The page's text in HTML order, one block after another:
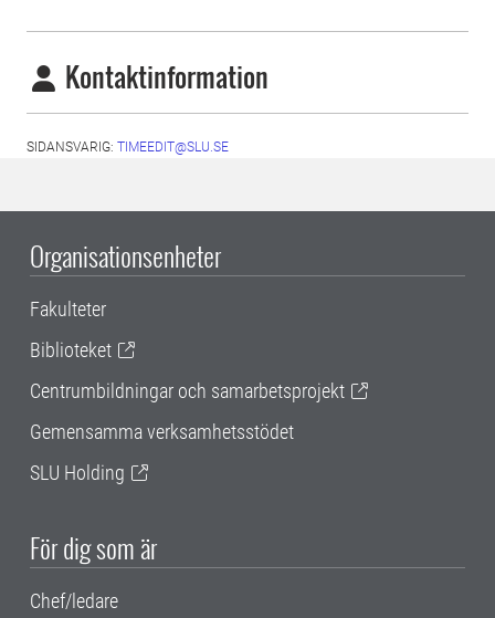
Kontaktinformation
SIDANSVARIG: TIMEEDIT@SLU.SE
Organisationsenheter
Fakulteter
Biblioteket
Centrumbildningar och samarbetsprojekt
Gemensamma verksamhetsstödet
SLU Holding
För dig som är
Chef/ledare